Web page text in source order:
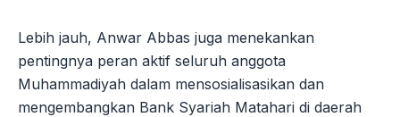
Lebih jauh, Anwar Abbas juga menekankan
pentingnya peran aktif seluruh anggota
Muhammadiyah dalam mensosialisasikan dan
mengembangkan Bank Syariah Matahari di daerah